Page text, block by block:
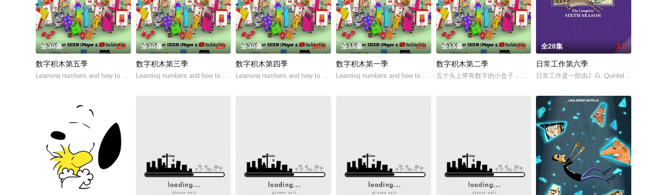
全30集 1.0
数字积木第五季
Learning numbers and how to count with colo
全30集 2.0
数字积木第三季
Learning numbers and how to count with colo
全30集 10.0
数字积木第四季
Learning numbers and how to count with colo
全15集 8.0
数字积木第一季
Learning numbers and how to count with colo
全15集 9.0
数字积木第二季
五个头上带有数字的小盒子，通过一系列生动的故事，给孩子们感性、形象的数
全28集 1.0
日常工作第六季
日常工作是一部由J. G. Quintel创作，在